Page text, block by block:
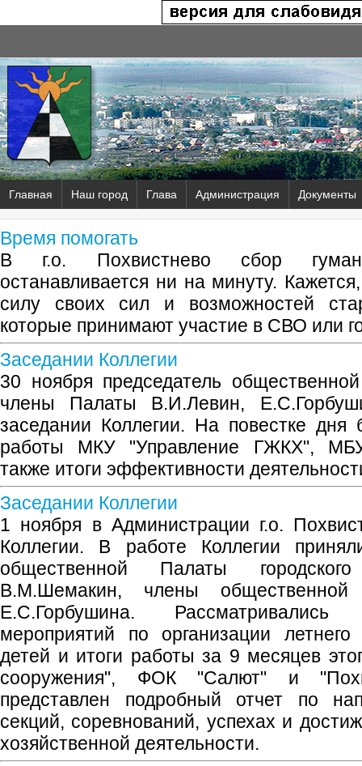
Главная Наш город Глава Администрация Документы
Время помогать
В г.о. Похвистнево сбор
останавливается ни на минуту.
силу своих сил и возможностей
которые принимают участие в СВО или
Заседании Коллегии
30 ноября председатель
члены Палаты В.И.Левин,
заседании Коллегии. На повестке дня
работы МКУ "Управление ГЖКХ", МБУ
также итоги эффективности
Заседании Коллегии
1 ноября в Администрации г.о.
Коллегии. В работе Коллегии
общественной Палаты
В.М.Шемакин, члены
Е.С.Горбушина.
мероприятий по организации
детей и итоги работы за 9 месяцев
сооружения", ФОК "Салют" и
представлен подробный отчет по
секций, соревнований, успехах и
хозяйственной деятельности.